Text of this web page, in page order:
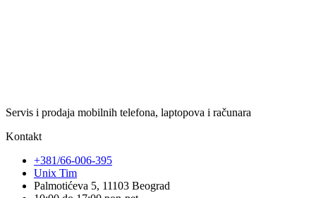
Servis i prodaja mobilnih telefona, laptopova i računara
Kontakt
+381/66-006-395
Unix Tim
Palmotićeva 5, 11103 Beograd